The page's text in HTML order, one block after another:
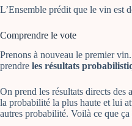
L’Ensemble prédit que le vin est
Comprendre le vote
Prenons à nouveau le premier
prendre les résultats
On prend les résultats directs des
la probabilité la plus haute et lui
autres probabilité. Voilà ce que